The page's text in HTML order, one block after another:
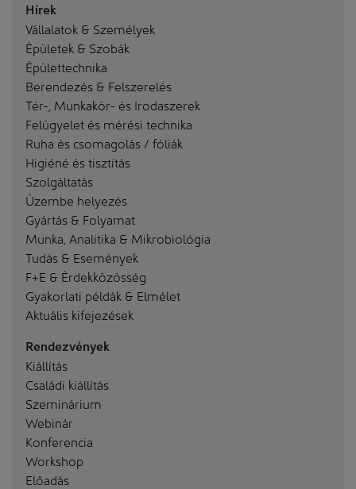
Hírek
Vállalatok & Személyek
Épületek & Szobák
Épülettechnika
Berendezés & Felszerelés
Tér-, Munkakör- és Irodaszerek
Felügyelet és mérési technika
Ruha és csomagolás / fóliák
Higiéné és tisztítás
Szolgáltatás
Üzembe helyezés
Gyártás & Folyamat
Munka, Analitika & Mikrobiológia
Tudás & Események
F+E & Érdekközösség
Gyakorlati példák & Elmélet
Aktuális kifejezések
Rendezvények
Kiállítás
Családi kiállítás
Szeminárium
Webinár
Konferencia
Workshop
Előadás